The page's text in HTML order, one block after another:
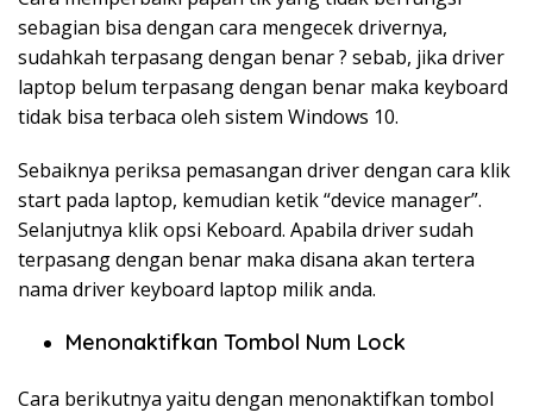
sebagian bisa dengan cara mengecek drivernya,
sudahkah terpasang dengan benar ? sebab, jika driver
laptop belum terpasang dengan benar maka keyboard
tidak bisa terbaca oleh sistem Windows 10.
Sebaiknya periksa pemasangan driver dengan cara klik
start pada laptop, kemudian ketik “device manager”.
Selanjutnya klik opsi Keboard. Apabila driver sudah
terpasang dengan benar maka disana akan tertera
nama driver keyboard laptop milik anda.
Menonaktifkan Tombol Num Lock
Cara berikutnya yaitu dengan menonaktifkan tombol